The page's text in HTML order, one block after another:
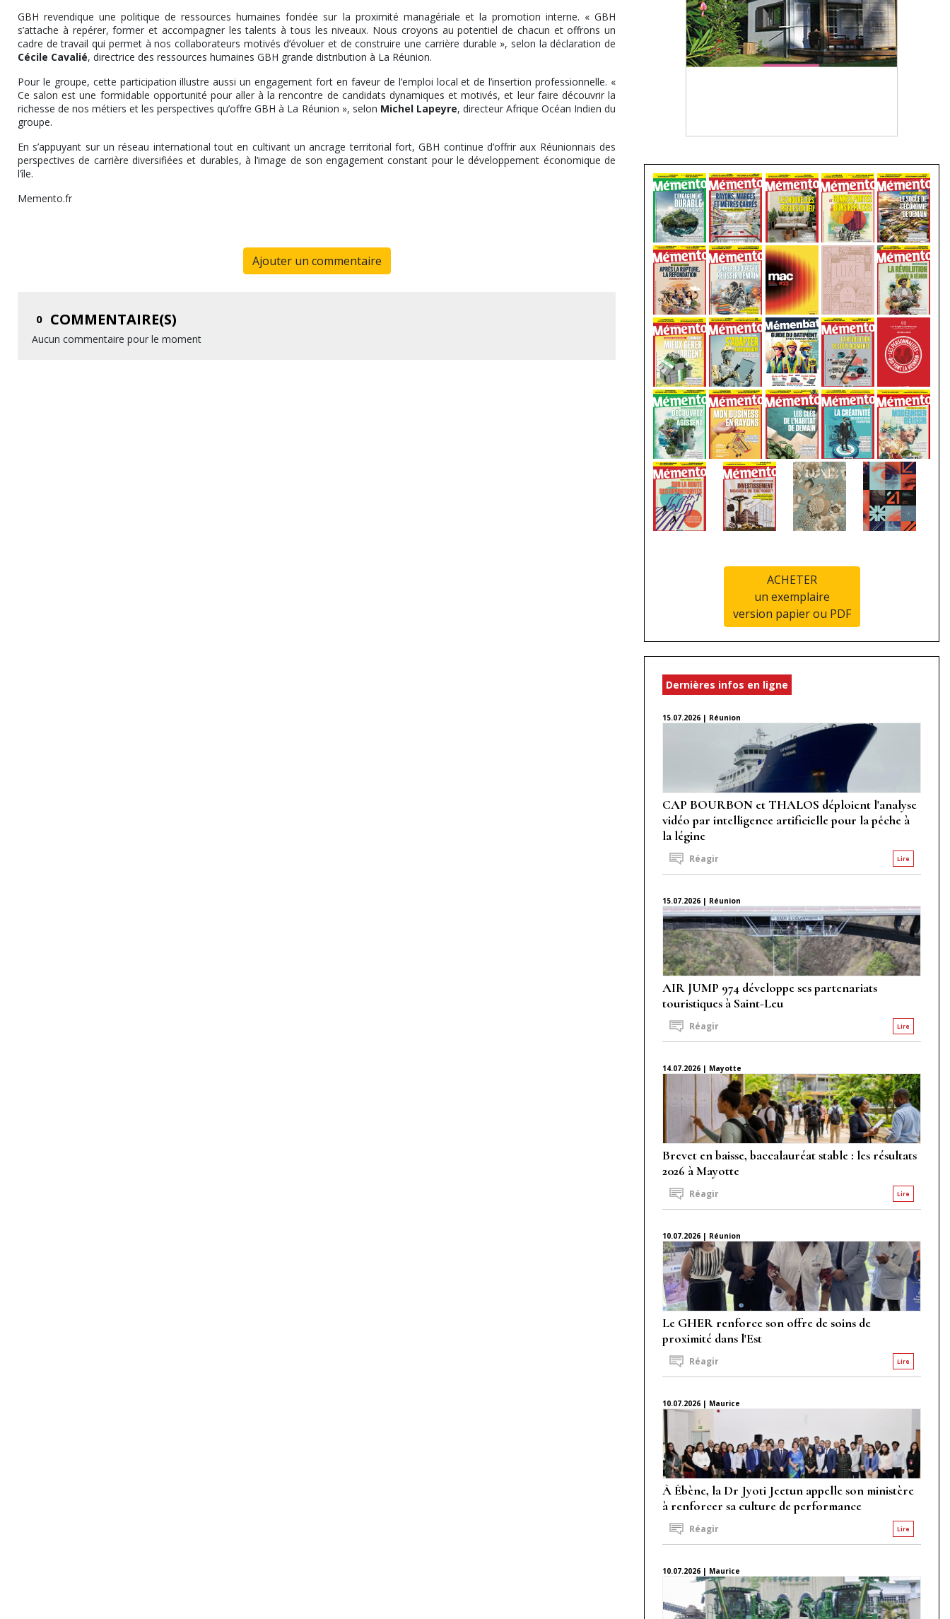
GBH revendique une politique de ressources humaines fondée sur la proximité managériale et la promotion interne. « GBH
s’attache à repérer, former et accompagner les talents à tous les niveaux. Nous croyons au potentiel de chacun et offrons un
cadre de travail qui permet à nos collaborateurs motivés d’évoluer et de construire une carrière durable », selon la déclaration de
Cécile Cavalié, directrice des ressources humaines GBH grande distribution à La Réunion.
Pour le groupe, cette participation illustre aussi un engagement fort en faveur de l’emploi local et de l’insertion professionnelle. «
Ce salon est une formidable opportunité pour aller à la rencontre de candidats dynamiques et motivés, et leur faire découvrir la
richesse de nos métiers et les perspectives qu’offre GBH à La Réunion », selon Michel Lapeyre, directeur Afrique Océan Indien du
groupe.
En s’appuyant sur un réseau international tout en cultivant un ancrage territorial fort, GBH continue d’offrir aux Réunionnais des
perspectives de carrière diversifiées et durables, à l’image de son engagement constant pour le développement économique de
l’île.
Memento.fr
Ajouter un commentaire
0 COMMENTAIRE(S)
Aucun commentaire pour le moment
ACHETER
un exemplaire
version papier ou PDF
Dernières infos en ligne
15.07.2026 | Réunion
CAP BOURBON et THALOS déploient l'analyse
vidéo par intelligence artificielle pour la pêche à
la légine
Lire
Réagir
15.07.2026 | Réunion
AIR JUMP 974 développe ses partenariats
touristiques à Saint-Leu
Lire
Réagir
14.07.2026 | Mayotte
Brevet en baisse, baccalauréat stable : les résultats
2026 à Mayotte
Lire
Réagir
10.07.2026 | Réunion
Le GHER renforce son offre de soins de
proximité dans l'Est
Lire
Réagir
10.07.2026 | Maurice
À Ébène, la Dr Jyoti Jeetun appelle son ministère
à renforcer sa culture de performance
Lire
Réagir
10.07.2026 | Maurice